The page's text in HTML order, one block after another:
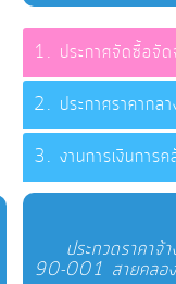
ประกาศจัดซื้อจั
ประกาศราคากล
งานการเงินการ
ประกวดราคาจ้
90-001 สายคลอ